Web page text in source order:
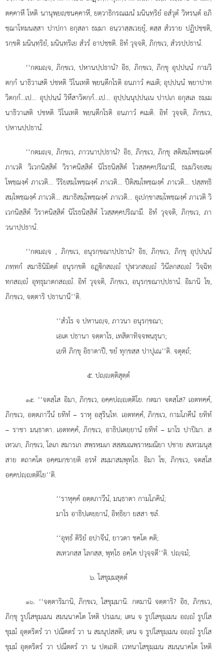
ตคฺคาหี โหติ นานุพฺยฺชนคฺคาหี, ยตฺวาธิกรณเมนํ มนินฺทฺริยํ อสํวุตํ วิหรนฺตํ อภิ
ชฺฌาโทมนสฺสา ปาปกา อกุสลา ธมฺมา อนฺวาสฺสเวยฺยุํ, ตสฺส สํวราย ปฏิปชฺชติ,
รกฺขติ มนินฺทฺริยํ, มนินฺทฺริเย สํวรํ อาปชฺชติ. อิทํ วุจฺจติ, ภิกฺขเว, สํวรปฺปธานํ.
‘‘กตมฺจ, ภิกฺขเว, ปหานปฺปธานํ? อิธ, ภิกฺขเว, ภิกฺขุ อุปฺปนฺนํ กามวิ
ตกฺกํ นาธิวาเสติ ปชหติ วิโนเทติ พฺยนฺตีกโรติ อนภาวํ คเมติ; อุปฺปนฺนํ พฺยาปาท
วิตกฺกํ…เป… อุปฺปนฺนํ วิหึสาวิตกฺกํ…เป… อุปฺปนฺนุปฺปนฺเน ปาปเก อกุสเล ธมฺเม
นาธิวาเสติ ปชหติ วิโนเทติ พฺยนฺตีกโรติ อนภาวํ คเมติ. อิทํ วุจฺจติ, ภิกฺขเว,
ปหานปฺปธานํ.
‘‘กตมฺจ, ภิกฺขเว, ภาวนาปฺปธานํ? อิธ, ภิกฺขเว, ภิกฺขุ สติสมฺโพชฺฌงฺคํ
ภาเวติ วิเวกนิสฺสิตํ วิราคนิสฺสิตํ นิโรธนิสฺสิตํ โวสฺสคฺคปริณามึ, ธมฺมวิจยสมฺ
โพชฺฌงฺคํภาเวติ… วีริยสมฺโพชฺฌงฺคํ ภาเวติ… ปีติสมฺโพชฺฌงฺคํ ภาเวติ… ปสฺสทฺธิ
สมฺโพชฺฌงฺคํ ภาเวติ… สมาธิสมฺโพชฺฌงฺคํ ภาเวติ… อุเปกฺขาสมฺโพชฺฌงฺคํ ภาเวติ วิ
เวกนิสฺสิตํ วิราคนิสฺสิตํ นิโรธนิสฺสิตํ โวสฺสคฺคปริณามึ. อิทํ วุจฺจติ, ภิกฺขเว, ภา
วนาปฺปธานํ.
‘‘กตมฺจ , ภิกฺขเว, อนุรกฺขณาปฺปธานํ? อิธ, ภิกฺขเว, ภิกฺขุ อุปฺปนฺนํ
ภทฺทกํ สมาธินิมิตฺตํ อนุรกฺขติ อฏฺิกสฺํ ปุฬวกสฺํ วินีลกสฺํ วิจฺฉิทฺ
ทกสฺํ อุทฺธุมาตกสฺํ. อิทํ วุจฺจติ, ภิกฺขเว, อนุรกฺขณาปฺปธานํ. อิมานิ โข,
ภิกฺขเว, จตฺตาริ ปธานานี’’ติ.
‘‘สํวโร จ ปหานฺจ, ภาวนา อนุรกฺขณา;
เอเต ปธานา จตฺตาโร, เทสิตาทิจฺจพนฺธุนา;
เยหิ ภิกฺขุ อิธาตาปี, ขยํ ทุกฺขสฺส ปาปุเณ’’ติ. จตุตฺถํ;
๕. ปฺตฺติสุตฺตํ
๑๕. ‘‘จตสฺโส อิมา, ภิกฺขเว, อคฺคปฺตฺติโย. กตมา จตสฺโส? เอตทคฺคํ,
ภิกฺขเว, อตฺตภาวีนํ ยทิทํ – ราหุ อสุรินฺโท. เอตทคฺคํ, ภิกฺขเว, กามโภคีนํ ยทิทํ
– ราชา มนฺธาตา. เอตทคฺคํ, ภิกฺขเว, อาธิปเตยฺยานํ ยทิทํ – มาโร ปาปิมา. ส
เทวเก, ภิกฺขเว, โลเก สมารเก สพฺรหฺมเก สสฺสมณพฺราหฺมณิยา ปชาย สเทวมนุสฺ
สาย ตถาคโต อคฺคมกฺขายติ อรหํ สมฺมาสมฺพุทฺโธ. อิมา โข, ภิกฺขเว, จตสฺโส
อคฺคปฺตฺติโย’’ติ.
‘‘ราหุคฺคํ อตฺตภาวีนํ, มนฺธาตา กามโภคินํ;
มาโร อาธิปเตยฺยานํ, อิทฺธิยา ยสสา ชลํ.
‘‘อุทฺธํ ติริยํ อปาจีนํ, ยาวตา ชคโต คติ;
สเทวกสฺส โลกสฺส, พุทฺโธ อคฺโค ปวุจฺจตี’’ติ. ปฺจมํ;
๖. โสขุมฺมสุตฺตํ
๑๖. ‘‘จตฺตาริมานิ, ภิกฺขเว, โสขุมฺมานิ. กตมานิ จตฺตาริ? อิธ, ภิกฺขเว,
ภิกฺขุ รูปโสขุมฺเมน สมนฺนาคโต โหติ ปรเมน; เตน จ รูปโสขุมฺเมน อฺํ รูปโส
ขุมฺมํ อุตฺตริตรํ วา ปณีตตรํ วา น สมนุปสฺสติ; เตน จ รูปโสขุมฺเมน อฺํ รูปโส
ขุมฺมํ อุตฺตริตรํ วา ปณีตตรํ วา น ปตฺเถติ. เวทนาโสขุมฺเมน สมนฺนาคโต โหติ